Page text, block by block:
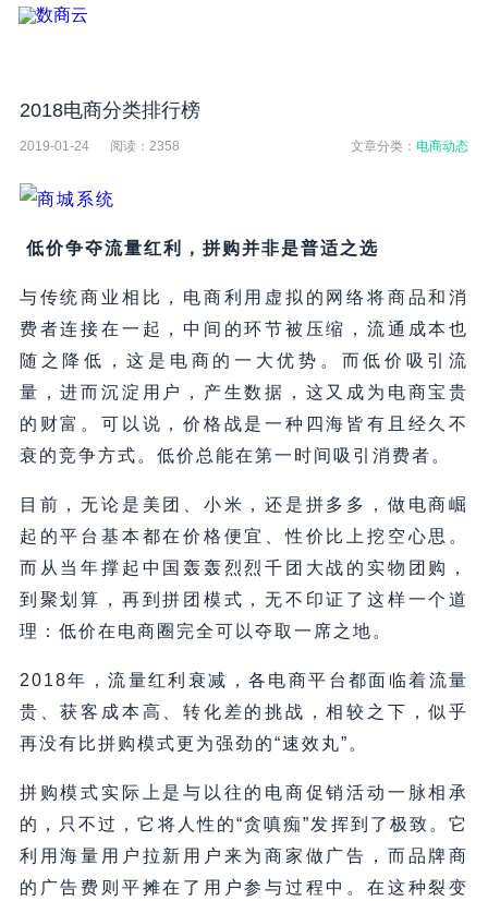
2018电商分类排行榜
2019-01-24 阅读： 2358 文章分类：电商动态
低价争夺流量红利，拼购并非是普适之选
与传统商业相比，电商利用虚拟的网络将商品和消
费者连接在一起，中间的环节被压缩，流通成本也
随之降低，这是电商的一大优势。而低价吸引流
量，进而沉淀用户，产生数据，这又成为电商宝贵
的财富。可以说，价格战是一种四海皆有且经久不
衰的竞争方式。低价总能在第一时间吸引消费者。
目前，无论是美团、小米，还是拼多多，做电商崛
起的平台基本都在价格便宜、性价比上挖空心思。
而从当年撑起中国轰轰烈烈千团大战的实物团购，
到聚划算，再到拼团模式，无不印证了这样一个道
理：低价在电商圈完全可以夺取一席之地。
2018年，流量红利衰减，各电商平台都面临着流量
贵、获客成本高、转化差的挑战，相较之下，似乎
再没有比拼购模式更为强劲的“速效丸”。
拼购模式实际上是与以往的电商促销活动一脉相承
的，只不过，它将人性的“贪嗔痴”发挥到了极致。它
利用海量用户拉新用户来为商家做广告，而品牌商
的广告费则平摊在了用户参与过程中。在这种裂变